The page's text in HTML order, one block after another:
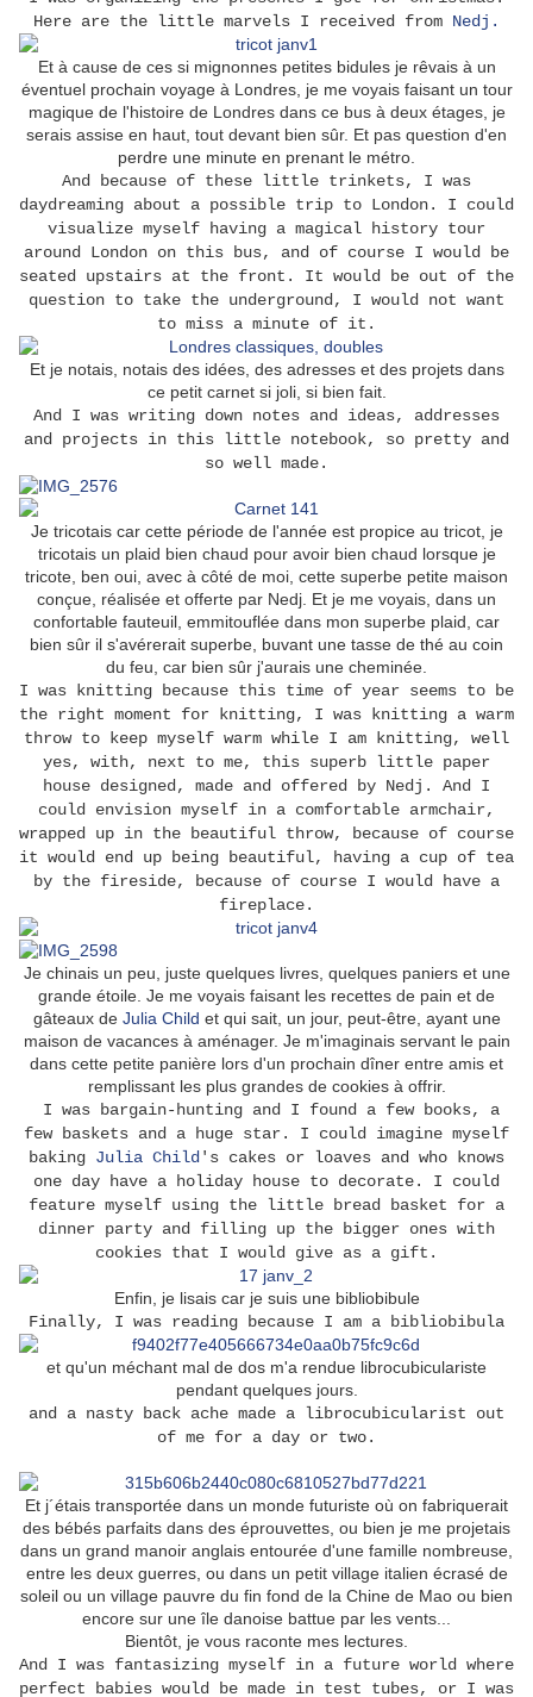
Here are the little marvels I received from Nedj.
Et à cause de ces si mignonnes petites bidules je rêvais à un
éventuel prochain voyage à Londres, je me voyais faisant un tour
magique de l'histoire de Londres dans ce bus à deux étages, je
serais assise en haut, tout devant bien sûr. Et pas question d'en
perdre une minute en prenant le métro.
And because of these little trinkets, I was
daydreaming about a possible trip to London. I could
visualize myself having a magical history tour
around London on this bus, and of course I would be
seated upstairs at the front. It would be out of the
question to take the underground, I would not want
to miss a minute of it.
Et je notais, notais des idées, des adresses et des projets dans
ce petit carnet si joli, si bien fait.
And I was writing down notes and ideas, addresses
and projects in this little notebook, so pretty and
so well made.
Je tricotais car cette période de l'année est propice au tricot, je
tricotais un plaid bien chaud pour avoir bien chaud lorsque je
tricote, ben oui, avec à côté de moi, cette superbe petite maison
conçue, réalisée et offerte par Nedj. Et je me voyais, dans un
confortable fauteuil, emmitouflée dans mon superbe plaid, car
bien sûr il s'avérerait superbe, buvant une tasse de thé au coin
du feu, car bien sûr j'aurais une cheminée.
I was knitting because this time of year seems to be
the right moment for knitting, I was knitting a warm
throw to keep myself warm while I am knitting, well
yes, with, next to me, this superb little paper
house designed, made and offered by Nedj. And I
could envision myself in a comfortable armchair,
wrapped up in the beautiful throw, because of course
it would end up being beautiful, having a cup of tea
by the fireside, because of course I would have a
fireplace.
Je chinais un peu, juste quelques livres, quelques paniers et une
grande étoile. Je me voyais faisant les recettes de pain et de
gâteaux de Julia Child et qui sait, un jour, peut-être, ayant une
maison de vacances à aménager. Je m'imaginais servant le pain
dans cette petite panière lors d'un prochain dîner entre amis et
remplissant les plus grandes de cookies à offrir.
I was bargain-hunting and I found a few books, a
few baskets and a huge star. I could imagine myself
baking Julia Child 's cakes or loaves and who knows
one day have a holiday house to decorate. I could
feature myself using the little bread basket for a
dinner party and filling up the bigger ones with
cookies that I would give as a gift.
Enfin, je lisais car je suis une bibliobibule
Finally, I was reading because I am a bibliobibula
et qu'un méchant mal de dos m'a rendue librocubiculariste
pendant quelques jours.
and a nasty back ache made a librocubicularist out
of me for a day or two.
Et j´étais transportée dans un monde futuriste où on fabriquerait
des bébés parfaits dans des éprouvettes, ou bien je me projetais
dans un grand manoir anglais entourée d'une famille nombreuse,
entre les deux guerres, ou dans un petit village italien écrasé de
soleil ou un village pauvre du fin fond de la Chine de Mao ou bien
encore sur une île danoise battue par les vents...
Bientôt, je vous raconte mes lectures.
And I was fantasizing myself in a future world where
perfect babies would be made in test tubes, or I was